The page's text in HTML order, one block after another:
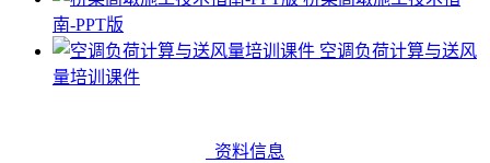
南-PPT版
空调负荷计算与送风
量培训课件
资料信息